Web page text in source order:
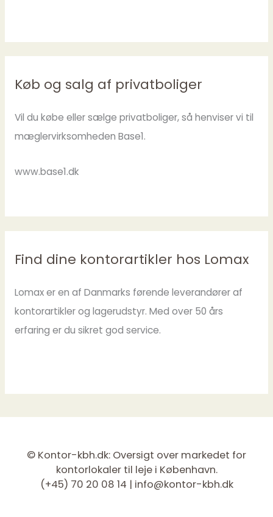
Køb og salg af privatboliger
Vil du købe eller sælge privatboliger, så henviser vi til
mæglervirksomheden Base1.
www.base1.dk
Find dine kontorartikler hos Lomax
Lomax er en af Danmarks førende leverandører af
kontorartikler og lagerudstyr. Med over 50 års
erfaring er du sikret god service.
© Kontor-kbh.dk: Oversigt over markedet for
kontorlokaler til leje i København.
(+45) 70 20 08 14 | info@kontor-kbh.dk